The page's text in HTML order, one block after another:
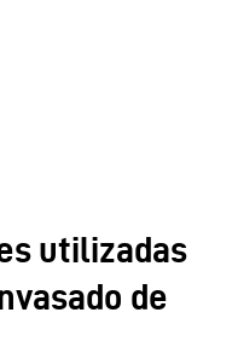
utilizadas
de